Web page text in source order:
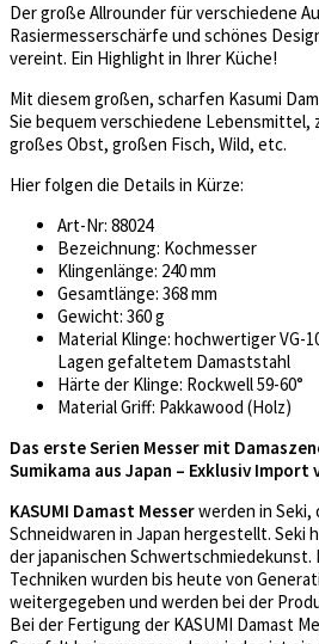
Der große Allrounder für verschiedene
Rasiermesserschärfe und schönes
vereint. Ein Highlight in Ihrer Küche!
Mit diesem großen, scharfen Kasumi
Sie bequem verschiedene Lebensmittel,
großes Obst, großen Fisch, Wild, etc.
Hier folgen die Details in Kürze:
Art-Nr: 88024
Bezeichnung: Kochmesser
Klingenlänge: 240 mm
Gesamtlänge: 368 mm
Gewicht: 360 g
Material Klinge: hochwertiger VG-
Lagen gefaltetem Damaststahl
Härte der Klinge: Rockwell 59-60°
Material Griff: Pakkawood (Holz)
Das erste Serien Messer mit
Sumikama aus Japan – Exklusiv Import
KASUMI Damast Messerwerden in
Schneidwaren in Japan hergestellt. Seki
der japanischen Schwertschmiedekunst.
Techniken wurden bis heute von
weitergegeben und werden bei der
Bei der Fertigung der KASUMI Damast